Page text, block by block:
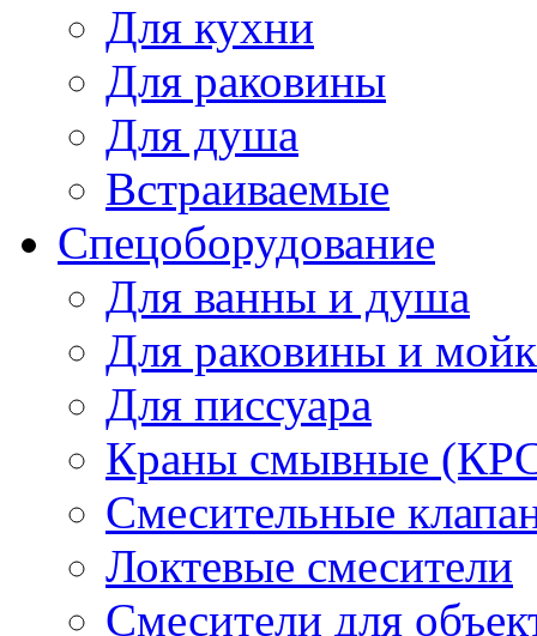
Для кухни
Для раковины
Для душа
Встраиваемые
Спецоборудование
Для ванны и душа
Для раковины и
Для писсуара
Краны смывные
Смесительные
Локтевые смесители
Смесители для